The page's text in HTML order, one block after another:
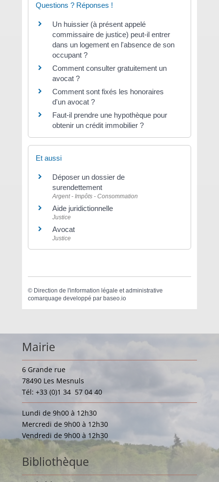
Questions ? Réponses !
Un huissier (à présent appelé
commissaire de justice) peut-il entrer
dans un logement en l'absence de son
occupant ?
Comment consulter gratuitement un
avocat ?
Comment sont fixés les honoraires
d'un avocat ?
Faut-il prendre une hypothèque pour
obtenir un crédit immobilier ?
Et aussi
Déposer un dossier de
surendettement
Argent - Impôts - Consommation
Aide juridictionnelle
Justice
Avocat
Justice
© Direction de l'information légale et administrative
comarquage developpé par baseo.io
Mairie
6 Grande rue
78490 Les Mesnuls
Tél: +33 (0)1 34 57 04 40
Lundi de 9h00 à 12h30
Mercredi de 9h00 à 12h30
Vendredi de 9h00 à 12h30
Bibliothèque